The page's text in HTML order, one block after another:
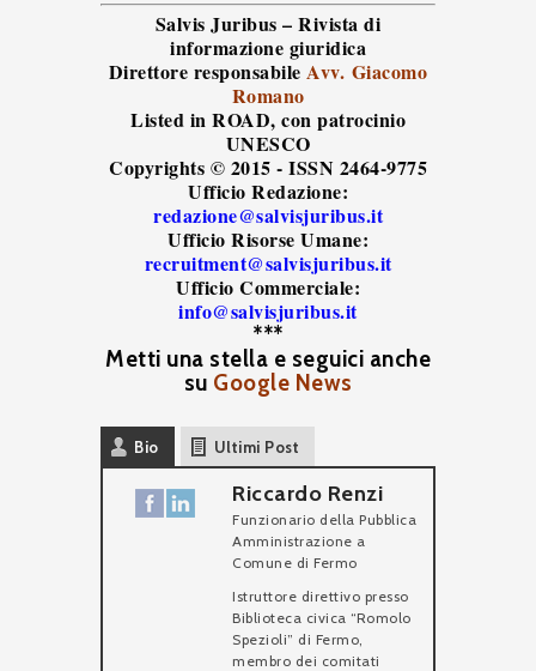
Salvis Juribus – Rivista di
informazione giuridica
Direttore responsabileAvv. Giacomo
Romano
Listed in ROAD, con patrocinio
UNESCO
Copyrights © 2015 - ISSN 2464-9775
Ufficio Redazione:
redazione@salvisjuribus.it
Ufficio Risorse Umane:
recruitment@salvisjuribus.it
Ufficio Commerciale:
info@salvisjuribus.it
***
Metti una stella e seguici anche
su Google News
Bio Ultimi Post
Riccardo Renzi
Funzionario della Pubblica
Amministrazione a
Comune di Fermo
Istruttore direttivo presso
Biblioteca civica “Romolo
Spezioli” di Fermo,
membro dei comitati